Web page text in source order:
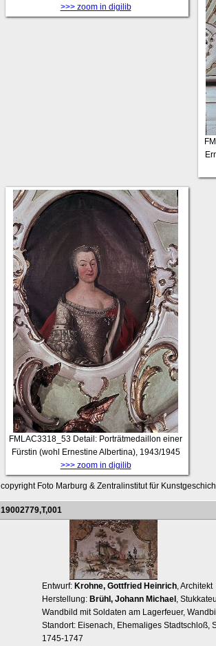
>>> zoom in digilib
FMLAC3318_53 Detail: Porträtmedaillon einer
Fürstin (wohl Ernestine Albertina), 1943/1945
>>> zoom in digilib
copyright Foto Marburg & Zentralinstitut für
19002779,T,001
Entwurf: Krohne, Gottfried Heinrich, Architekt
Herstellung: Brühl, Johann Michael ,
Wandbild mit Soldaten am Lagerfeuer,
Standort: Eisenach, Ehemaliges Stadtschloß,
1745-1747